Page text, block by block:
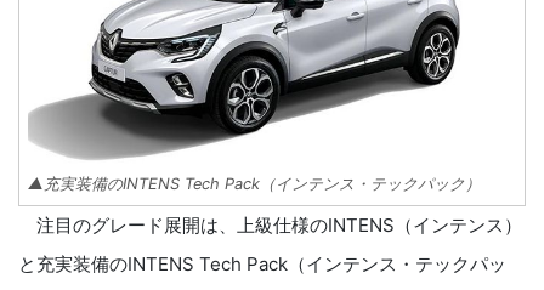
▲充実装備のINTENS Tech Pack（インテンス・テックパック）
注目のグレード展開は、上級仕様のINTENS（インテンス）
と充実装備のINTENS Tech Pack（インテンス・テックパッ